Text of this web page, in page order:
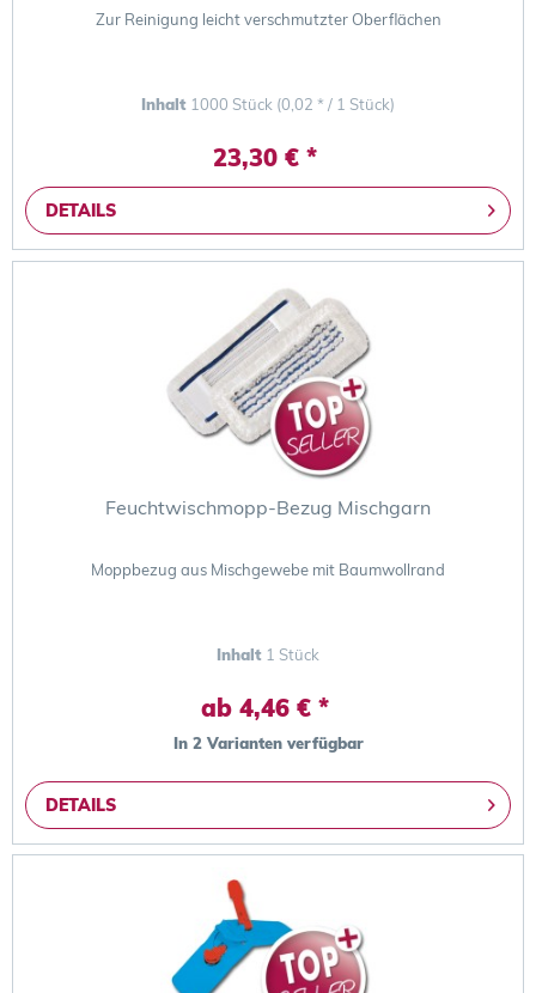
Zur Reinigung leicht verschmutzter Oberflächen
Inhalt 1000 Stück (0,02 * / 1 Stück)
23,30 € *
DETAILS
Feuchtwischmopp-Bezug Mischgarn
Moppbezug aus Mischgewebe mit Baumwollrand
Inhalt 1 Stück
ab 4,46 € *
In 2 Varianten verfügbar
DETAILS